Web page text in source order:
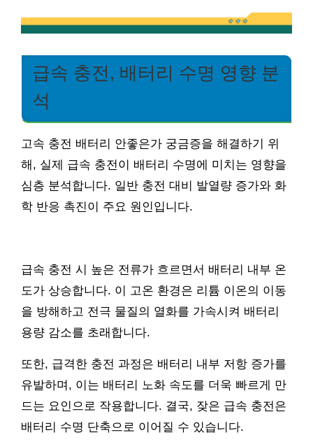
급속 충전, 배터리 수명 영향 분
석
고속 충전 배터리 안좋은가 궁금증을 해결하기 위
해, 실제 급속 충전이 배터리 수명에 미치는 영향을
심층 분석합니다. 일반 충전 대비 발열량 증가와 화
학 반응 촉진이 주요 원인입니다.
급속 충전 시 높은 전류가 흐르면서 배터리 내부 온
도가 상승합니다. 이 고온 환경은 리튬 이온의 이동
을 방해하고 전극 물질의 열화를 가속시켜 배터리
용량 감소를 초래합니다.
또한, 급격한 충전 과정은 배터리 내부 저항 증가를
유발하며, 이는 배터리 노화 속도를 더욱 빠르게 만
드는 요인으로 작용합니다. 결국, 잦은 급속 충전은
배터리 수명 단축으로 이어질 수 있습니다.